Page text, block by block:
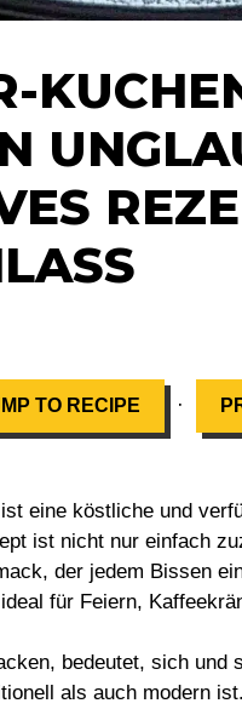
TO RECIPE ·
eine köstliche und
ist nicht nur einfach
der jedem Bissen
für Feiern,
bedeutet, sich und
als auch modern